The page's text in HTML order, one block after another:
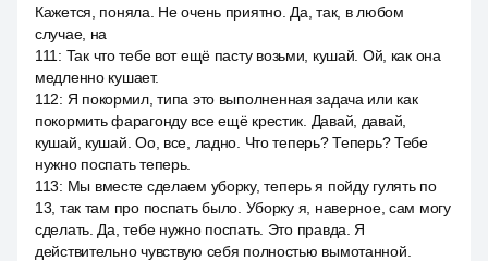
Кажется, поняла. Не очень приятно. Да, так, в любом
случае, на
111 : Так что тебе вот ещё пасту возьми, кушай. Ой, как она
медленно кушает.
112: Я покормил, типа это выполненная задача или как
покормить фарагонду все ещё крестик. Давай, давай,
кушай, кушай. Оо, все, ладно. Что теперь? Теперь? Тебе
нужно поспать теперь.
113: Мы вместе сделаем уборку, теперь я пойду гулять по
13, так там про поспать было. Уборку я, наверное, сам могу
сделать. Да, тебе нужно поспать. Это правда. Я
действительно чувствую себя полностью вымотанной.